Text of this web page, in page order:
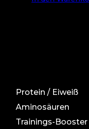
Protein / Eiweiß
Aminosäuren
Trainings-Booster